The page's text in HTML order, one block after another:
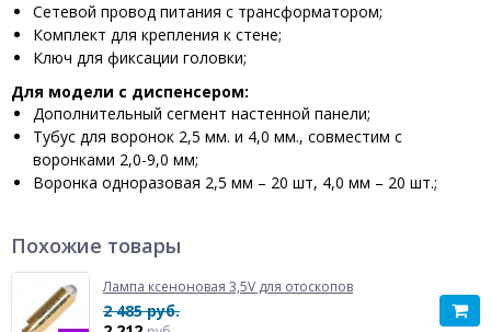
Сетевой провод питания с трансформатором;
Комплект для крепления к стене;
Ключ для фиксации головки;
Для модели с диспенсером:
Дополнительный сегмент настенной панели;
Тубус для воронок 2,5 мм. и 4,0 мм., совместим с
воронками 2,0-9,0 мм;
Воронка одноразовая 2,5 мм – 20 шт, 4,0 мм – 20 шт.;
Похожие товары
Лампа ксеноновая 3,5V для отоскопов
2 485 руб.